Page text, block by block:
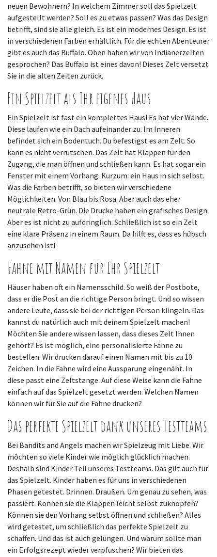
neuen Bewohnern? In welchem Zimmer soll das Spielzelt
aufgestellt werden? Soll es zu etwas passen? Was das Design
betrifft, sind sie alle gleich. Es ist ein modernes Design. Es ist
in verschiedenen Farben erhältlich. Für die echten Abenteurer
gibt es auch das Buffalo. Oben haben wir von Indianerzelten
gesprochen? Das Buffalo ist eines davon! Dieses Zelt versetzt
Sie in die alten Zeiten zurück.
Ein Spielzelt als Ihr eigenes Haus
Ein Spielzelt ist fast ein komplettes Haus! Es hat vier Wände.
Diese laufen wie ein Dach aufeinander zu. Im Inneren
befindet sich ein Bodentuch. Du befestigst es am Zelt. So
kann es nicht verrutschen. Das Zelt hat Klappen für den
Zugang, die man öffnen und schließen kann. Es hat sogar ein
Fenster mit einem Vorhang. Kurzum: ein Haus in sich selbst.
Was die Farben betrifft, so bieten wir verschiedene
Möglichkeiten. Von Blau bis Rosa. Aber auch das eher
neutrale Retro-Grün. Die Drucke haben ein grafisches Design.
Aber es ist nicht zu aufdringlich. Schließlich ist so ein Zelt
eine klare Präsenz in einem Raum. Da hilft es, dass es hübsch
anzusehen ist!
Fahne mit Namen für Ihr Spielzelt
Häuser haben oft ein Namensschild. So weiß der Postbote,
dass er die Post an die richtige Person bringt. Und so wissen
andere Leute, dass sie bei der richtigen Person klingeln. Das
kannst du natürlich auch mit deinem Spielzelt machen!
Möchten Sie andere wissen lassen, dass dieses Zelt Ihnen
gehört? Es ist möglich, eine personalisierte Fahne zu
bestellen. Wir drucken darauf einen Namen mit bis zu 10
Zeichen. In die Fahne wird eine Aussparung eingenäht. In
diese passt eine Zeltstange. Auf diese Weise kann die Fahne
einfach auf das Spielzelt gesetzt werden. Welchen Namen
können wir für Sie auf die Fahne drucken?
Das perfekte Spielzelt dank unseres Testteams
Bei Bandits and Angels machen wir Spielzeug mit Liebe. Wir
möchten so viele Kinder wie möglich glücklich machen.
Deshalb sind Kinder Teil unseres Testteams. Das gilt auch für
das Spielzelt. Kinder haben es für uns in verschiedenen
Phasen getestet. Drinnen. Draußen. Um genau zu sehen, was
passiert. Können sie die Klappen leicht selbst zuknöpfen?
Können sie den Vorhang selbst öffnen und schließen? Alles
wird getestet, um schließlich das perfekte Spielzelt zu
schaffen. Und das ist auch gelungen. Und warum sollte man
ein Erfolgsrezept wieder verpfuschen? Wir bieten das